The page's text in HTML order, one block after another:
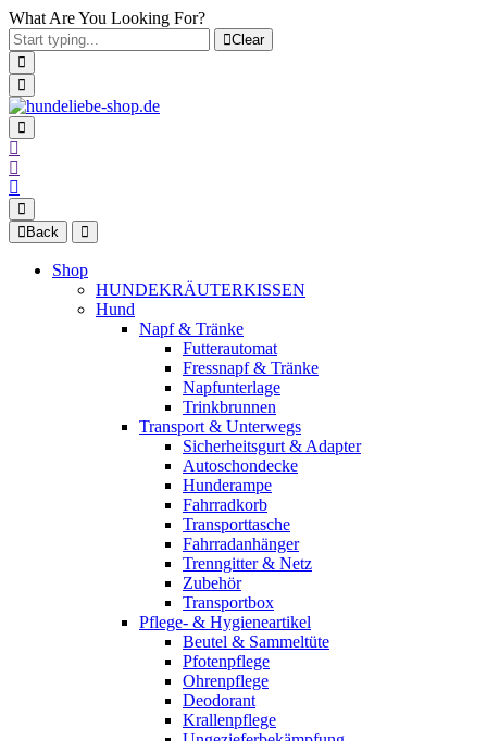
What Are You Looking For?
Clear
Back
Shop
HUNDEKRÄUTERKISSEN
Hund
Napf & Tränke
Futterautomat
Fressnapf & Tränke
Napfunterlage
Trinkbrunnen
Transport & Unterwegs
Sicherheitsgurt & Adapter
Autoschondecke
Hunderampe
Fahrradkorb
Transporttasche
Fahrradanhänger
Trenngitter & Netz
Zubehör
Transportbox
Pflege- & Hygieneartikel
Beutel & Sammeltüte
Pfotenpflege
Ohrenpflege
Deodorant
Krallenpflege